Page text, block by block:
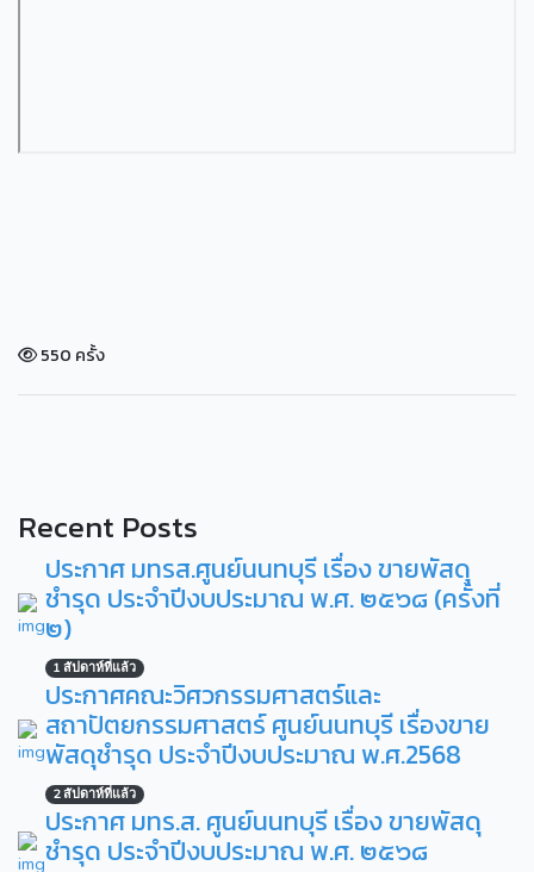
550 ครั้ง
Recent Posts
ประกาศ มทรส.ศูนย์นนทบุรี เรื่อง ขายพัสดุ
ชำรุด ประจำปีงบประมาณ พ.ศ. ๒๕๖๘ (ครั้งที่
๒)
1 สัปดาห์ที่แล้ว
ประกาศคณะวิศวกรรมศาสตร์และ
สถาปัตยกรรมศาสตร์ ศูนย์นนทบุรี เรื่องขาย
พัสดุชำรุด ประจำปีงบประมาณ พ.ศ.2568
2 สัปดาห์ที่แล้ว
ประกาศ มทร.ส. ศูนย์นนทบุรี เรื่อง ขายพัสดุ
ชำรุด ประจำปีงบประมาณ พ.ศ. ๒๕๖๘